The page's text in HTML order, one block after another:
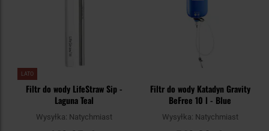
LATO
Filtr do wody LifeStraw Sip -
Laguna Teal
Wysyłka: Natychmiast
Filtr do wody Katadyn Gravity
BeFree 10 l - Blue
Wysyłka: Natychmiast